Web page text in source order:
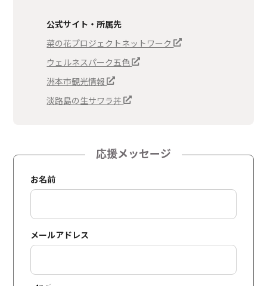
公式サイト・所属先
菜の花プロジェクトネットワーク
ウェルネスパーク五色
洲本市観光情報
淡路島の生サワラ丼
応援メッセージ
お名前
メールアドレス